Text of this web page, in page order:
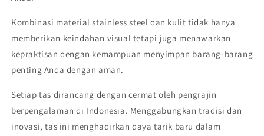
Kombinasi material stainless steel dan kulit tidak hanya
memberikan keindahan visual tetapi juga menawarkan
kepraktisan dengan kemampuan menyimpan barang-barang
penting Anda dengan aman.
Setiap tas dirancang dengan cermat oleh pengrajin
berpengalaman di Indonesia. Menggabungkan tradisi dan
inovasi, tas ini menghadirkan daya tarik baru dalam